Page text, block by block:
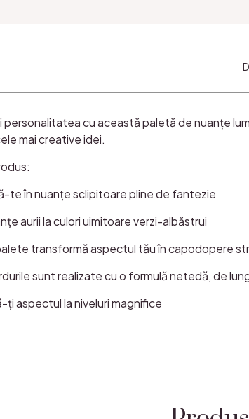
personalitatea cu această paletă de nuanțe
mai creative idei.
te în nuanțe sclipitoare pline de fantezie
aurii la culori uimitoare verzi-albăstrui
transformă aspectul tău în capodopere
sunt realizate cu o formulă netedă, de
ți aspectul la niveluri magnifice